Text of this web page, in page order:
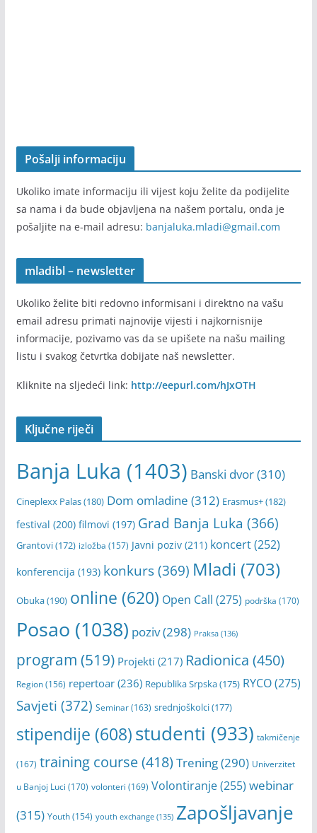
Pošalji informaciju
Ukoliko imate informaciju ili vijest koju želite da podijelite
sa nama i da bude objavljena na našem portalu, onda je
pošaljite na e-mail adresu: banjaluka.mladi@gmail.com
mladibl – newsletter
Ukoliko želite biti redovno informisani i direktno na vašu
email adresu primati najnovije vijesti i najkornisnije
informacije, pozivamo vas da se upišete na našu mailing
listu i svakog četvrtka dobijate naš newsletter.
Kliknite na sljedeći link: http://eepurl.com/hJxOTH
Ključne riječi
Banja Luka (1403) Banski dvor(310)
Cineplexx Palas(180) Dom omladine (312) Erasmus+(182)
festival (200) filmovi (197) Grad Banja Luka (366)
Grantovi(172) izložba (157) Javni poziv(211) koncert(252)
konferencija (193) konkurs(369) Mladi (703)
Obuka(190) online (620) Open Call (275) podrška (170)
Posao (1038) poziv(298) Praksa(136)
program (519) Projekti (217) Radionica (450)
Region(156) repertoar(236) Republika Srpska(175) RYCO(275)
Savjeti (372) Seminar(163) srednjoškolci(177)
stipendije (608)studenti (933) takmičenje
(167) training course(418) Trening(290) Univerzitet
u Banjoj Luci (170) volonteri (169) Volontiranje(255) webinar
(315) Youth(154) youth exchange(135) Zapošljavanje